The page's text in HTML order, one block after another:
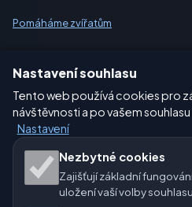
Pomáháme zvířatům
Nastavení
Naše weby o
🇨🇿 Česko 🇭🇷
Nastavení souhlasu
Tento web používá cookies pro
návštěvnosti a po vašem
Nastavení
Nezbytné cookies
Zajišťují základní
uložení vaší volby souhlasu.